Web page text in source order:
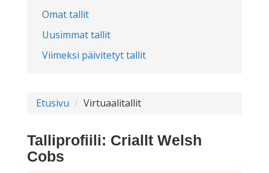
Omat tallit
Uusimmat tallit
Viimeksi päivitetyt tallit
Etusivu Virtuaalitallit
Talliprofiili: Criallt Welsh
Cobs